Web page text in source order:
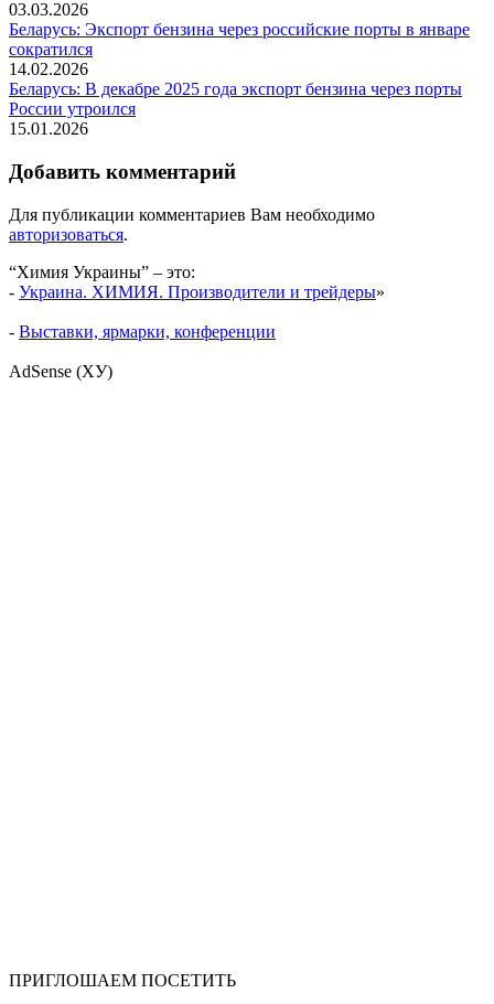
03.03.2026
Беларусь: Экспорт бензина через российские порты в январе
сократился
14.02.2026
Беларусь: В декабре 2025 года экспорт бензина через порты
России утроился
15.01.2026
Добавить комментарий
Для публикации комментариев Вам необходимо
авторизоваться.
“Химия Украины” – это:
- Украина. ХИМИЯ. Производители и трейдеры»
- Выставки, ярмарки, конференции
AdSense (ХУ)
ПРИГЛОШАЕМ ПОСЕТИТЬ